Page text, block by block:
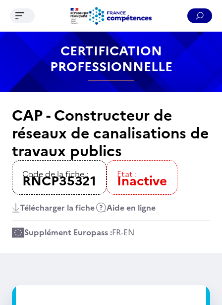
Contenu Recherche Menu Pied de page
Ouvrir le menu de navigation
CERTIFICATION
PROFESSIONNELLE
CAP - Constructeur de
réseaux de canalisations de
travaux publics
Code de la fiche :
RNCP35321 Etat :
Inactive
Télécharger la fiche Aide en ligne
Supplément Europass :FR-EN